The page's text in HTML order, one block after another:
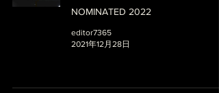
NOMINATED 2022
editor7365
2021年12月28日